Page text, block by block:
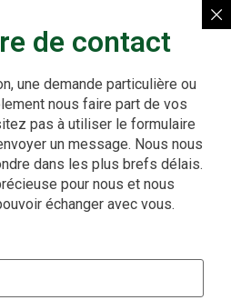
de contact
une demande particulière ou
nous faire part de vos
pas à utiliser le formulaire
un message. Nous nous
dans les plus brefs délais.
pour nous et nous
échanger avec vous.